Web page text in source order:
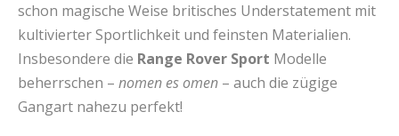
schon magische Weise britisches Understatement mit
kultivierter Sportlichkeit und feinsten Materialien.
Insbesondere die Range Rover Sport Modelle
beherrschen – nomen es omen – auch die zügige
Gangart nahezu perfekt!